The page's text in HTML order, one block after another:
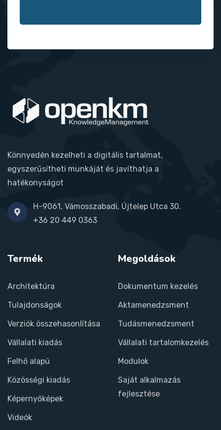
Könnyedén kezelheti a digitális tartalmat,
egyszerűsítheti munkáját és javíthatja a
hatékonyságot
H-9061, Vámosszabadi, Újtelep Utca 30.
+36 20 449 0363
Termék
Architektúra
Tulajdonságok
Verziók összehasonlítása
Vállalati kiadás
Felhő alapú
Közösségi kiadás
Képernyőképek
Videók
Megoldások
Dokumentum kezelés
Aktamenedzsment
Tudásmenedzsment
Vállalati tartalomkezelés
Modulok
Saját alkalmazás
fejlesztése